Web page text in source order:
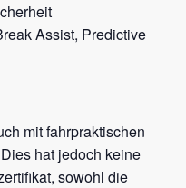
Assist, Predictive
mit fahrpraktischen
hat jedoch keine
sowohl die